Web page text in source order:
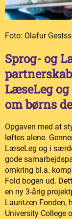
Foto: Olafur
Sprog- og
LæseLeg
om børns
Opgaven med at
løftes alene.
LæseLeg og i
gode
omkring bl.a.
Fold bogen ud.
en ny 3-årig
Lauritzen Fonden,
University College